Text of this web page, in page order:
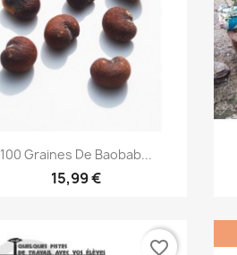
Aperçu rapide
100 Graines De Baobab...
15,99 €
favorite_border